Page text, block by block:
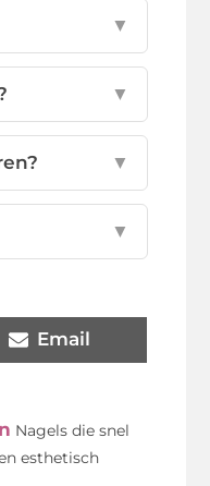
▼
▼
▼
▼
Email
Nagels die snel
esthetisch